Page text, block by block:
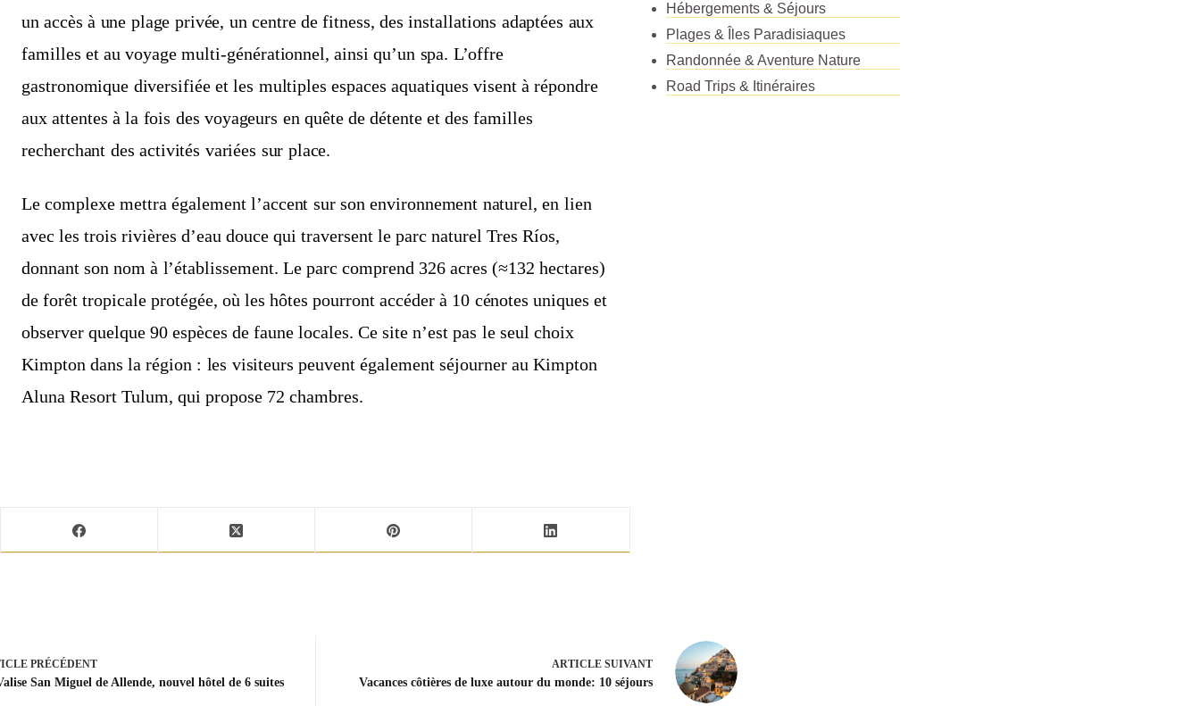
un accès à une plage privée, un centre de fitness, des installations adaptées aux
familles et au voyage multi‑générationnel, ainsi qu’un spa. L’offre
gastronomique diversifiée et les multiples espaces aquatiques visent à répondre
aux attentes à la fois des voyageurs en quête de détente et des familles
recherchant des activités variées sur place.
Le complexe mettra également l’accent sur son environnement naturel, en lien
avec les trois rivières d’eau douce qui traversent le parc naturel Tres Ríos,
donnant son nom à l’établissement. Le parc comprend 326 acres (≈132 hectares)
de forêt tropicale protégée, où les hôtes pourront accéder à 10 cénotes uniques et
observer quelque 90 espèces de faune locales. Ce site n’est pas le seul choix
Kimpton dans la région : les visiteurs peuvent également séjourner au Kimpton
Aluna Resort Tulum, qui propose 72 chambres.
PRÉCÉDENT
San Miguel de Allende, nouvel hôtel de 6 suites
ARTICLESUIVANT
Vacances côtières de luxe autour du monde: 10 séjours
Hébergements & Séjours
Plages & Îles Paradisiaques
Randonnée & Aventure Nature
Road Trips & Itinéraires